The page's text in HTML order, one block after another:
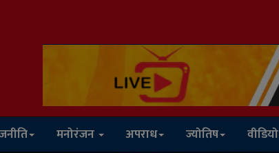
मनोरंजन अपराध ज्योतिष वीडियो